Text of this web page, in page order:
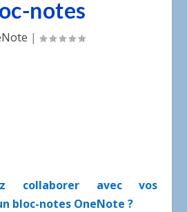
notes
|
collaborer avec vos
bloc-notes OneNote ?